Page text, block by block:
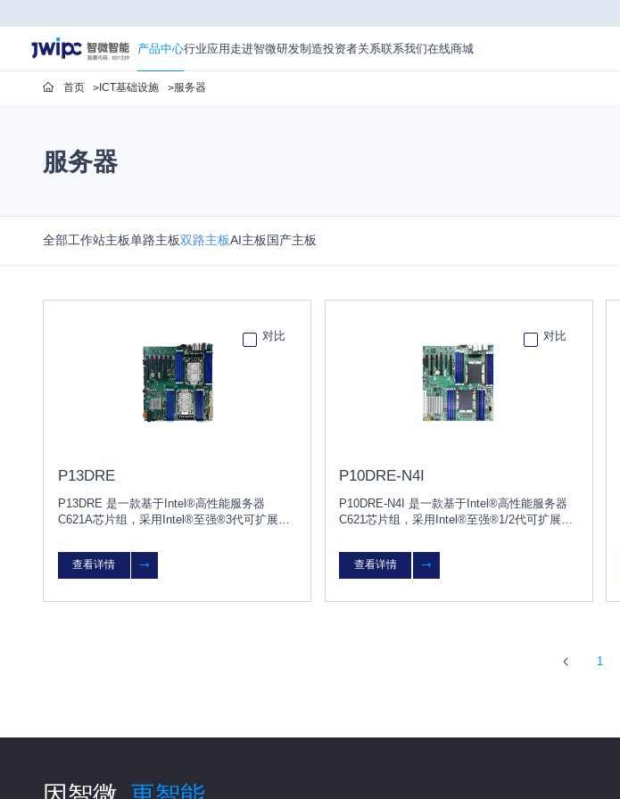
产品中心行业应用 走进智微研发制造投资者关系联系我们在线商城
首页 ICT基础设施 服务器
服务器
全部工作站主板单路主板双路主板AI主板 国产主板
对比
P13DRE
P13DRE 是一款基于Intel®高性能服务器
C621A芯片组，采用Intel®至强®3代可扩展系
查看详情
对比
P10DRE-N4I
P10DRE-N4I 是一款基于Intel®高性能服务器
C621芯片组，采用Intel®至强®1/2代可扩展处
能双路路服务器主板
查看详情
1